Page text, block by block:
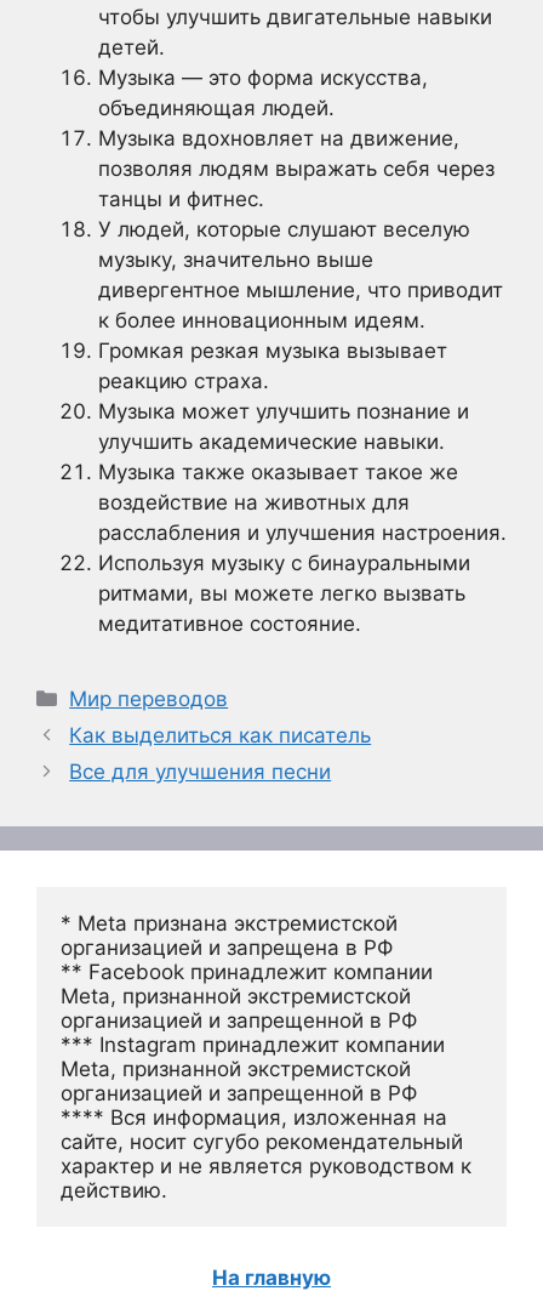
чтобы улучшить двигательные навыки
детей.
Музыка — это форма искусства,
объединяющая людей.
Музыка вдохновляет на движение,
позволяя людям выражать себя через
танцы и фитнес.
У людей, которые слушают веселую
музыку, значительно выше
дивергентное мышление, что приводит
к более инновационным идеям.
Громкая резкая музыка вызывает
реакцию страха.
Музыка может улучшить познание и
улучшить академические навыки.
Музыка также оказывает такое же
воздействие на животных для
расслабления и улучшения настроения.
Используя музыку с бинауральными
ритмами, вы можете легко вызвать
медитативное состояние.
Рубрики
Мир переводов
Как выделиться как писатель
Все для улучшения песни
* Meta признана экстремистской
организацией и запрещена в РФ
** Facebook принадлежит компании
Meta, признанной экстремистской
организацией и запрещенной в РФ
*** Instagram принадлежит компании
Meta, признанной экстремистской
организацией и запрещенной в РФ
**** Вся информация, изложенная на
сайте, носит сугубо рекомендательный
характер и не является руководством к
действию.
На главную